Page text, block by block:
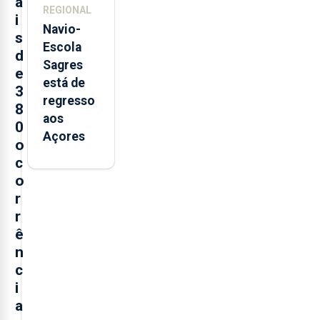
i
s
d
e
3
8
0
o
c
o
r
r
ê
n
c
i
a
REGIONAL
Navio-
Escola
Sagres
está de
regresso
aos
Açores